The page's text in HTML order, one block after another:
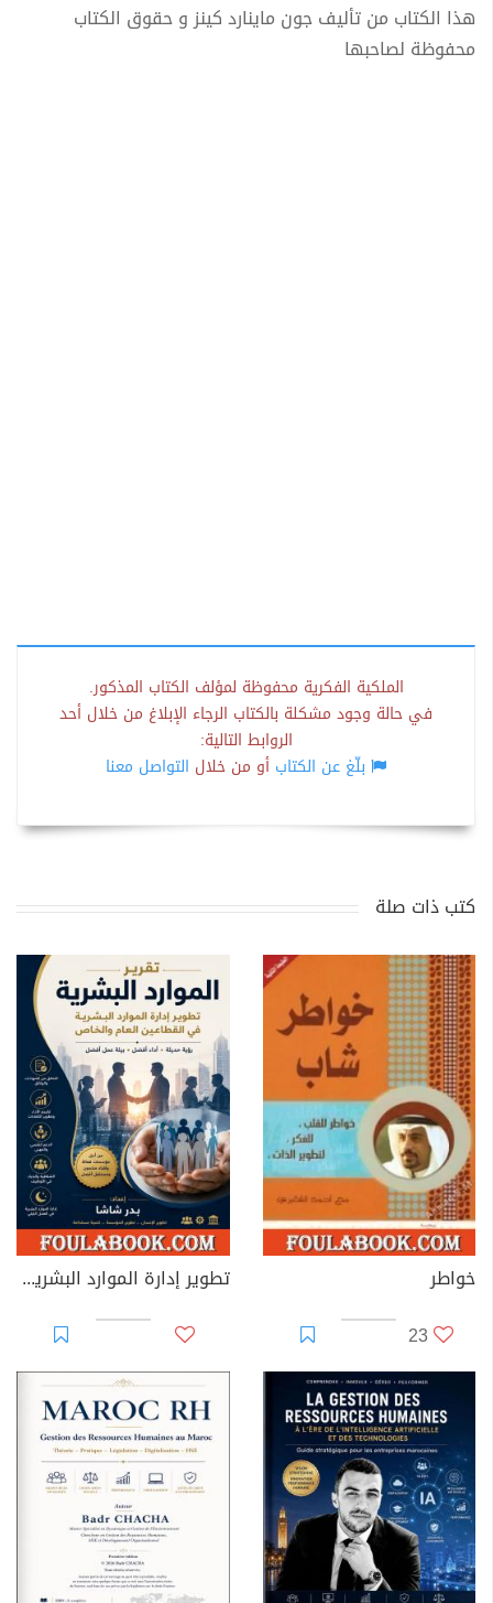
هذا الكتاب من تأليف جون ماينارد كينز و حقوق الكتاب
محفوظة لصاحبها
الملكية الفكرية محفوظة لمؤلف الكتاب المذكور.
في حالة وجود مشكلة بالكتاب الرجاء الإبلاغ من خلال أحد
الروابط التالية:
بلّغ عن الكتاب أو من خلال التواصل معنا
كتب ذات صلة
خواطر
23
تطوير إدارة الموارد البشرية في القطاعين العام والخاص